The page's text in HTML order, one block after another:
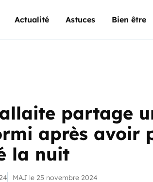
Actualité Astuces Bien être
partage
après avoir
la nuit
MAJ le 25 novembre 2024